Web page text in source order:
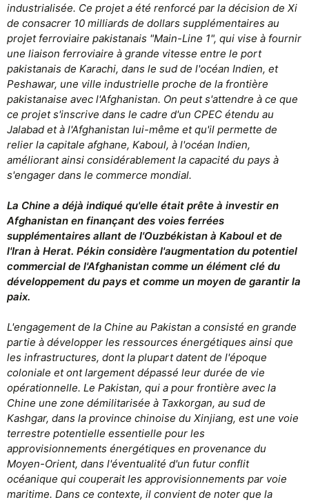
industrialisée. Ce projet a été renforcé par la décision de Xi
de consacrer 10 milliards de dollars supplémentaires au
projet ferroviaire pakistanais "Main-Line 1", qui vise à fournir
une liaison ferroviaire à grande vitesse entre le port
pakistanais de Karachi, dans le sud de l'océan Indien, et
Peshawar, une ville industrielle proche de la frontière
pakistanaise avec l'Afghanistan. On peut s'attendre à ce que
ce projet s'inscrive dans le cadre d'un CPEC étendu au
Jalabad et à l'Afghanistan lui-même et qu'il permette de
relier la capitale afghane, Kaboul, à l'océan Indien,
améliorant ainsi considérablement la capacité du pays à
s'engager dans le commerce mondial.
La Chine a déjà indiqué qu'elle était prête à investir en
Afghanistan en finançant des voies ferrées
supplémentaires allant de l'Ouzbékistan à Kaboul et de
l'Iran à Herat. Pékin considère l'augmentation du potentiel
commercial de l'Afghanistan comme un élément clé du
développement du pays et comme un moyen de garantir la
paix.
L'engagement de la Chine au Pakistan a consisté en grande
partie à développer les ressources énergétiques ainsi que
les infrastructures, dont la plupart datent de l'époque
coloniale et ont largement dépassé leur durée de vie
opérationnelle. Le Pakistan, qui a pour frontière avec la
Chine une zone démilitarisée à Taxkorgan, au sud de
Kashgar, dans la province chinoise du Xinjiang, est une voie
terrestre potentielle essentielle pour les
approvisionnements énergétiques en provenance du
Moyen-Orient, dans l'éventualité d'un futur conflit
océanique qui couperait les approvisionnements par voie
maritime. Dans ce contexte, il convient de noter que la